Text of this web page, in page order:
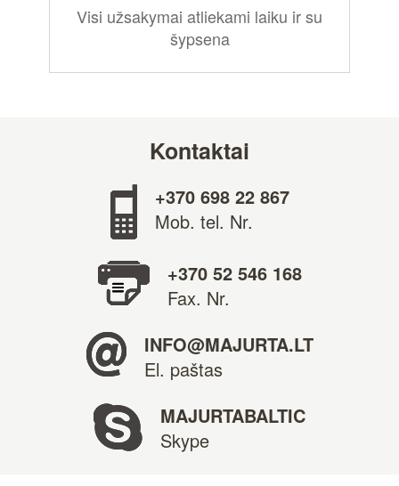
Visi užsakymai atliekami laiku ir su
šypsena
Kontaktai
+370 698 22 867
Mob. tel. Nr.
+370 52 546 168
Fax. Nr.
INFO@MAJURTA.LT
El. paštas
MAJURTABALTIC
Skype